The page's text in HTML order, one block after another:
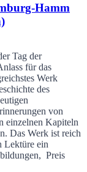
Hamm
Tag der
für das
Werk
des
von
einzelnen Kapiteln
Das Werk ist reich
Lektüre ein
Preis